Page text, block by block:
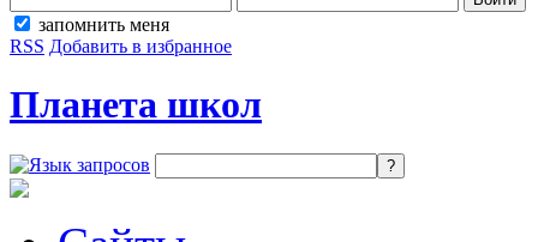
запомнить меня
RSS Добавить в избранное
Планета школ